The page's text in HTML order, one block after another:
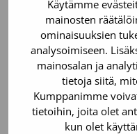
Käytämme
mainosten
ominaisuuksien
analysoimiseen.
mainosalan ja
tietoja siitä,
Kumppanimme
tietoihin, joita olet
kun olet
kieltäytyä missä
luovuttajaksi valittu
kantasoluja sen
valmistella siirtoa
suunniteltua
kohtalokasta.
Luovutuksesta ei
liittyvät kulut ja